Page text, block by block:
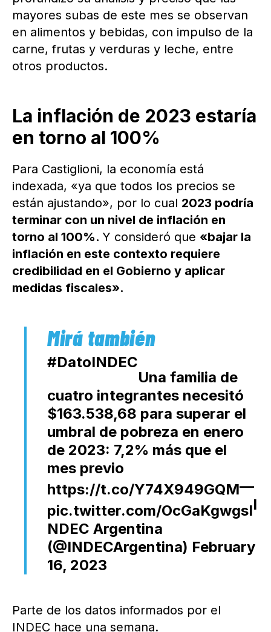
mayores subas de este mes se observan
en alimentos y bebidas, con impulso de la
carne, frutas y verduras y leche, entre
otros productos.
La inflación de 2023 estaría
en torno al 100%
Para Castiglioni, la economía está
indexada, «ya que todos los precios se
están ajustando», por lo cual 2023 podría
terminar con un nivel de inflación en
torno al 100%. Y consideró que «bajar la
inflación en este contexto requiere
credibilidad en el Gobierno y aplicar
medidas fiscales».
#DatoINDEC
Una familia de
cuatro integrantes necesitó
$163.538,68 para superar el
umbral de pobreza en enero
de 2023: 7,2% más que el
mes previo
https://t.co/Y74X949GQM
pic.twitter.com/OcGaKgwgsI
—
I
NDEC Argentina
(@INDECArgentina) February
16, 2023
Parte de los datos informados por el
INDEC hace una semana.